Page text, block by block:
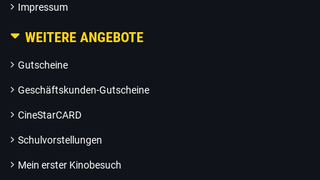
Impressum
WEITERE ANGEBOTE
Gutscheine
Geschäftskunden-Gutscheine
CineStarCARD
Schulvorstellungen
Mein erster Kinobesuch